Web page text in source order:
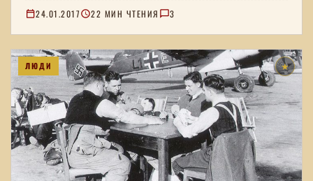
политические обстоятельства…
24.01.2017 22 МИН ЧТЕНИЯ 3
ЛЮДИ ★